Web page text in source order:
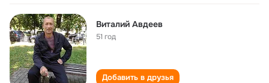
Виталий Авдеев
51 год
Добавить в друзья